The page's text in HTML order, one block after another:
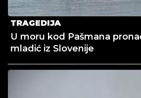
TRAGEDIJA
U moru kod Pašmana
mladić iz Slovenije